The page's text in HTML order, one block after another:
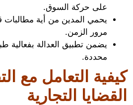
على حركة السوق.
يحمي المدين من أية مطالبات
مرور الزمن.
يضمن تطبيق العدالة بفعالية طبقا
محددة.
التعامل مع
التجارية